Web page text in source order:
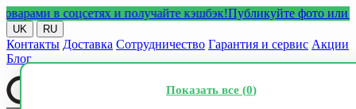
в соцсетях и получайте кэшбэк!Публикуйте фото или
UK RU
Контакты Доставка Сотрудничество Гарантия и сервис Акции
Блог
Показать все (0)